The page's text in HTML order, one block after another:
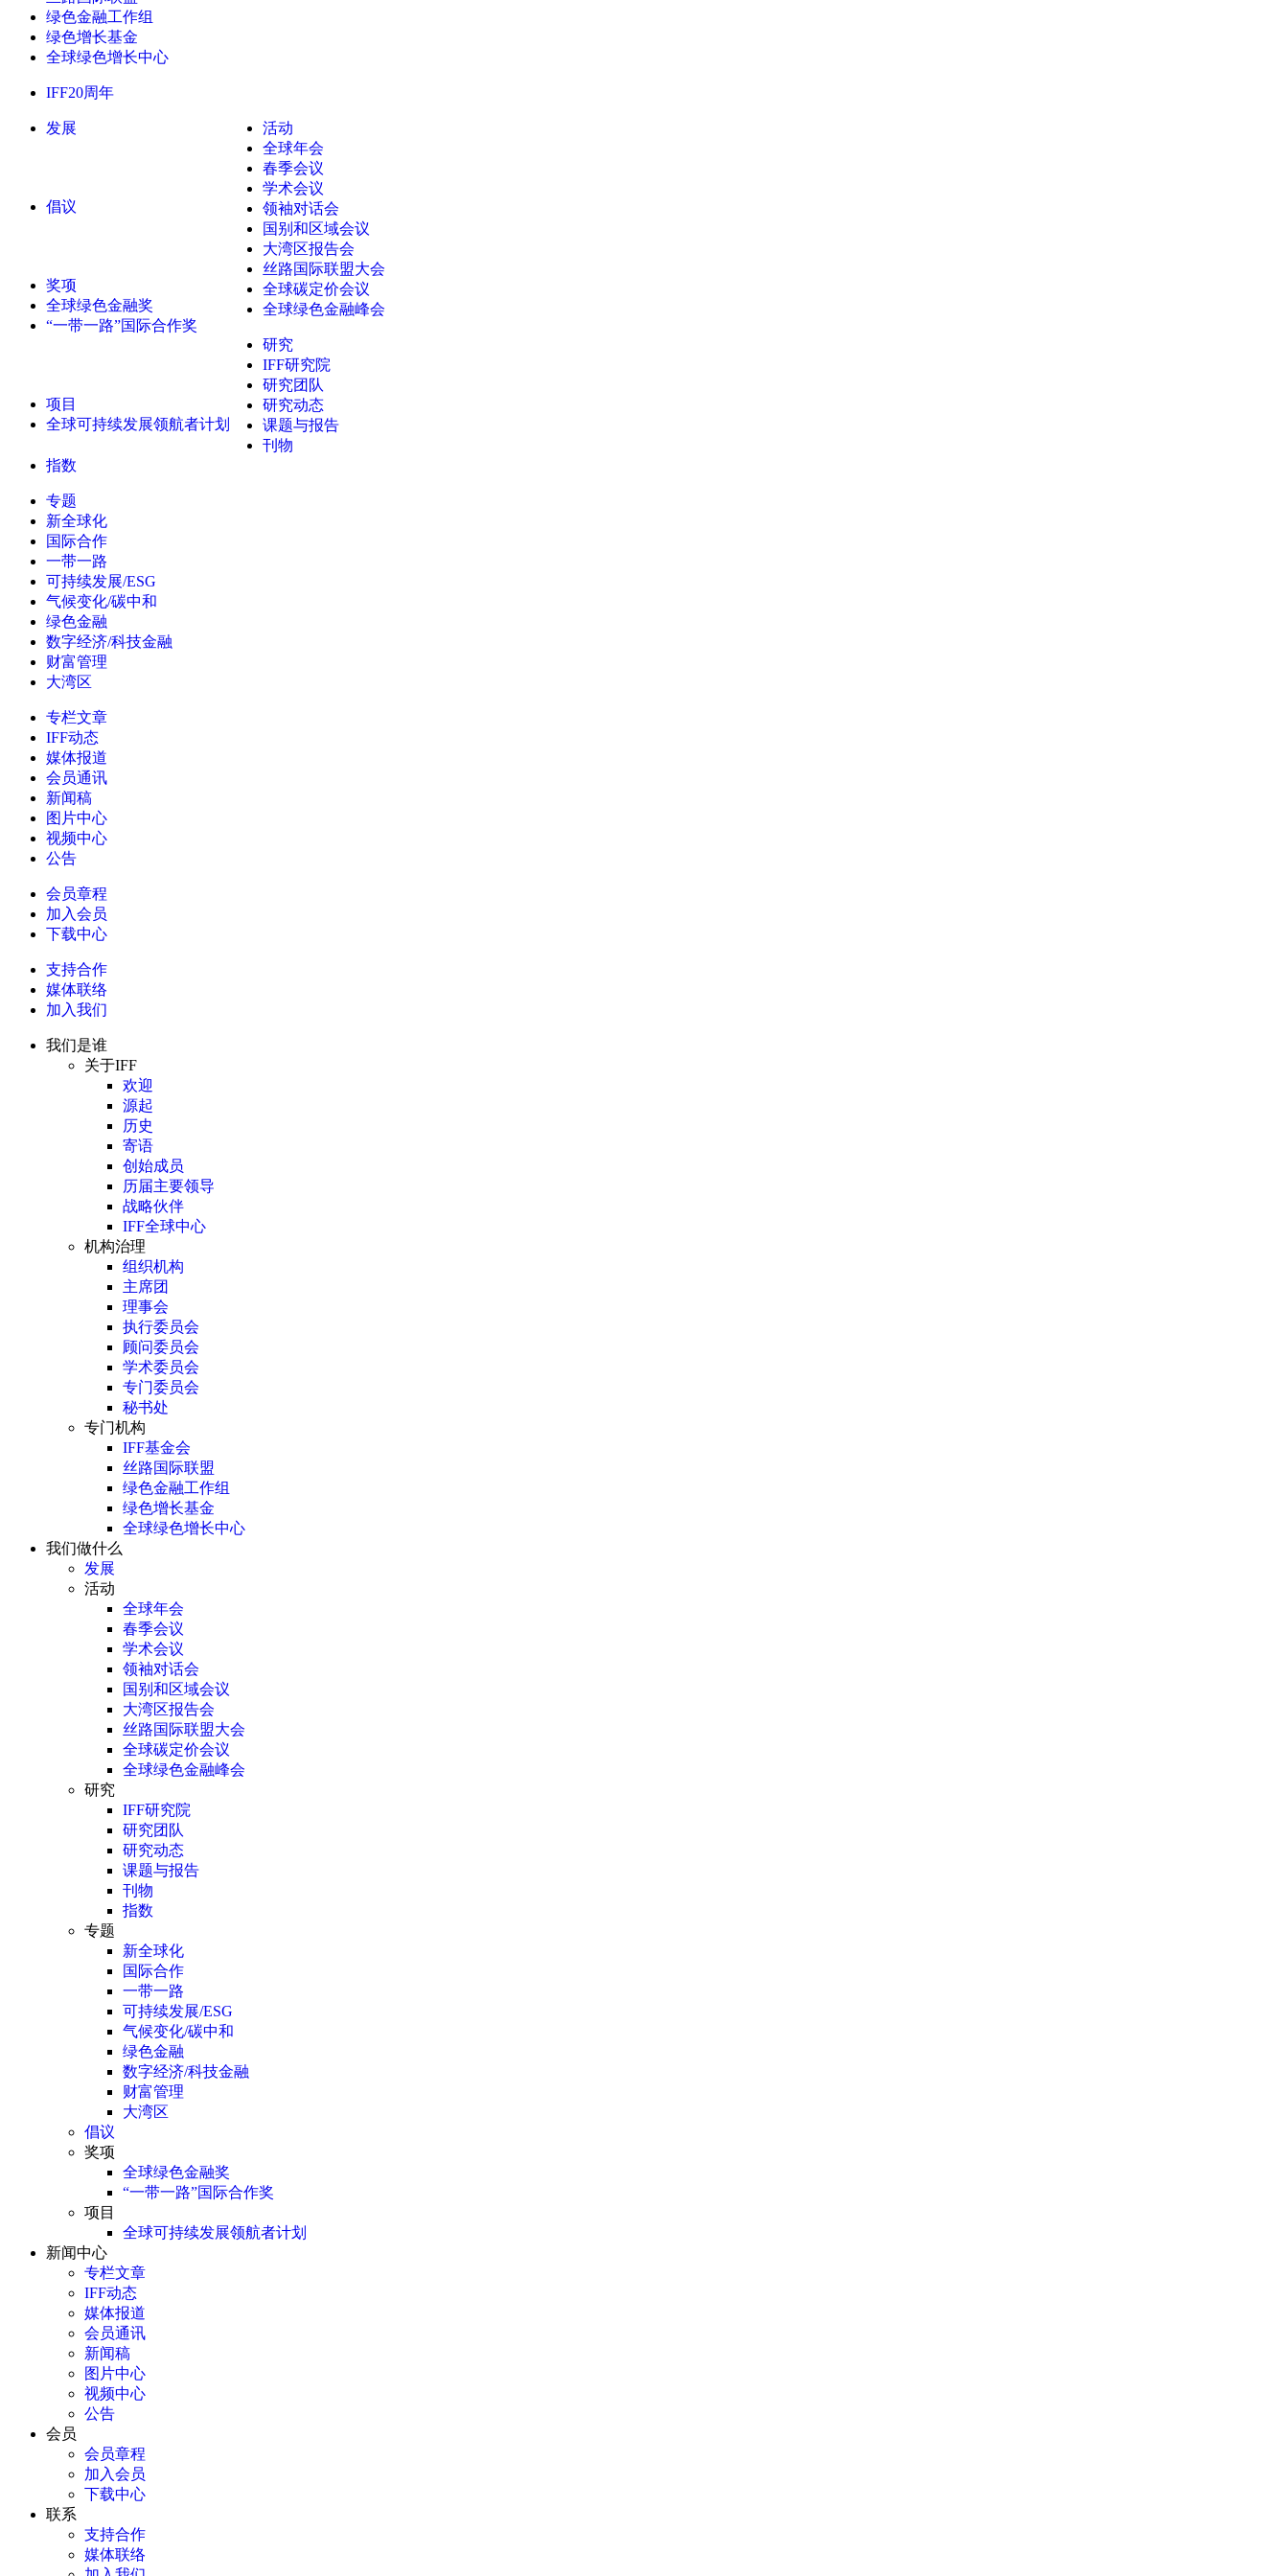
绿色金融工作组
绿色增长基金
全球绿色增长中心
IFF20周年
发展
倡议
奖项
全球绿色金融奖
“一带一路”国际合作奖
项目
全球可持续发展领航者计划
活动
全球年会
春季会议
学术会议
领袖对话会
国别和区域会议
大湾区报告会
丝路国际联盟大会
全球碳定价会议
全球绿色金融峰会
研究
IFF研究院
研究团队
研究动态
课题与报告
刊物
指数
专题
新全球化
国际合作
一带一路
可持续发展/ESG
气候变化/碳中和
绿色金融
数字经济/科技金融
财富管理
大湾区
专栏文章
IFF动态
媒体报道
会员通讯
新闻稿
图片中心
视频中心
公告
会员章程
加入会员
下载中心
支持合作
媒体联络
加入我们
我们是谁
关于IFF
欢迎
源起
历史
寄语
创始成员
历届主要领导
战略伙伴
IFF全球中心
机构治理
组织机构
主席团
理事会
执行委员会
顾问委员会
学术委员会
专门委员会
秘书处
专门机构
IFF基金会
丝路国际联盟
绿色金融工作组
绿色增长基金
全球绿色增长中心
我们做什么
发展
活动
全球年会
春季会议
学术会议
领袖对话会
国别和区域会议
大湾区报告会
丝路国际联盟大会
全球碳定价会议
全球绿色金融峰会
研究
IFF研究院
研究团队
研究动态
课题与报告
刊物
指数
专题
新全球化
国际合作
一带一路
可持续发展/ESG
气候变化/碳中和
绿色金融
数字经济/科技金融
财富管理
大湾区
倡议
奖项
全球绿色金融奖
“一带一路”国际合作奖
项目
全球可持续发展领航者计划
新闻中心
专栏文章
IFF动态
媒体报道
会员通讯
新闻稿
图片中心
视频中心
公告
会员
会员章程
加入会员
下载中心
联系
支持合作
媒体联络